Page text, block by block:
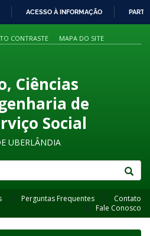
PARA
O
ACESSO À INFORMAÇÃO
CONTRASTE MAPA DO SITE
Ciências
de
Social
UBERLÂNDIA
Perguntas Frequentes
Contato
Fale Conosco